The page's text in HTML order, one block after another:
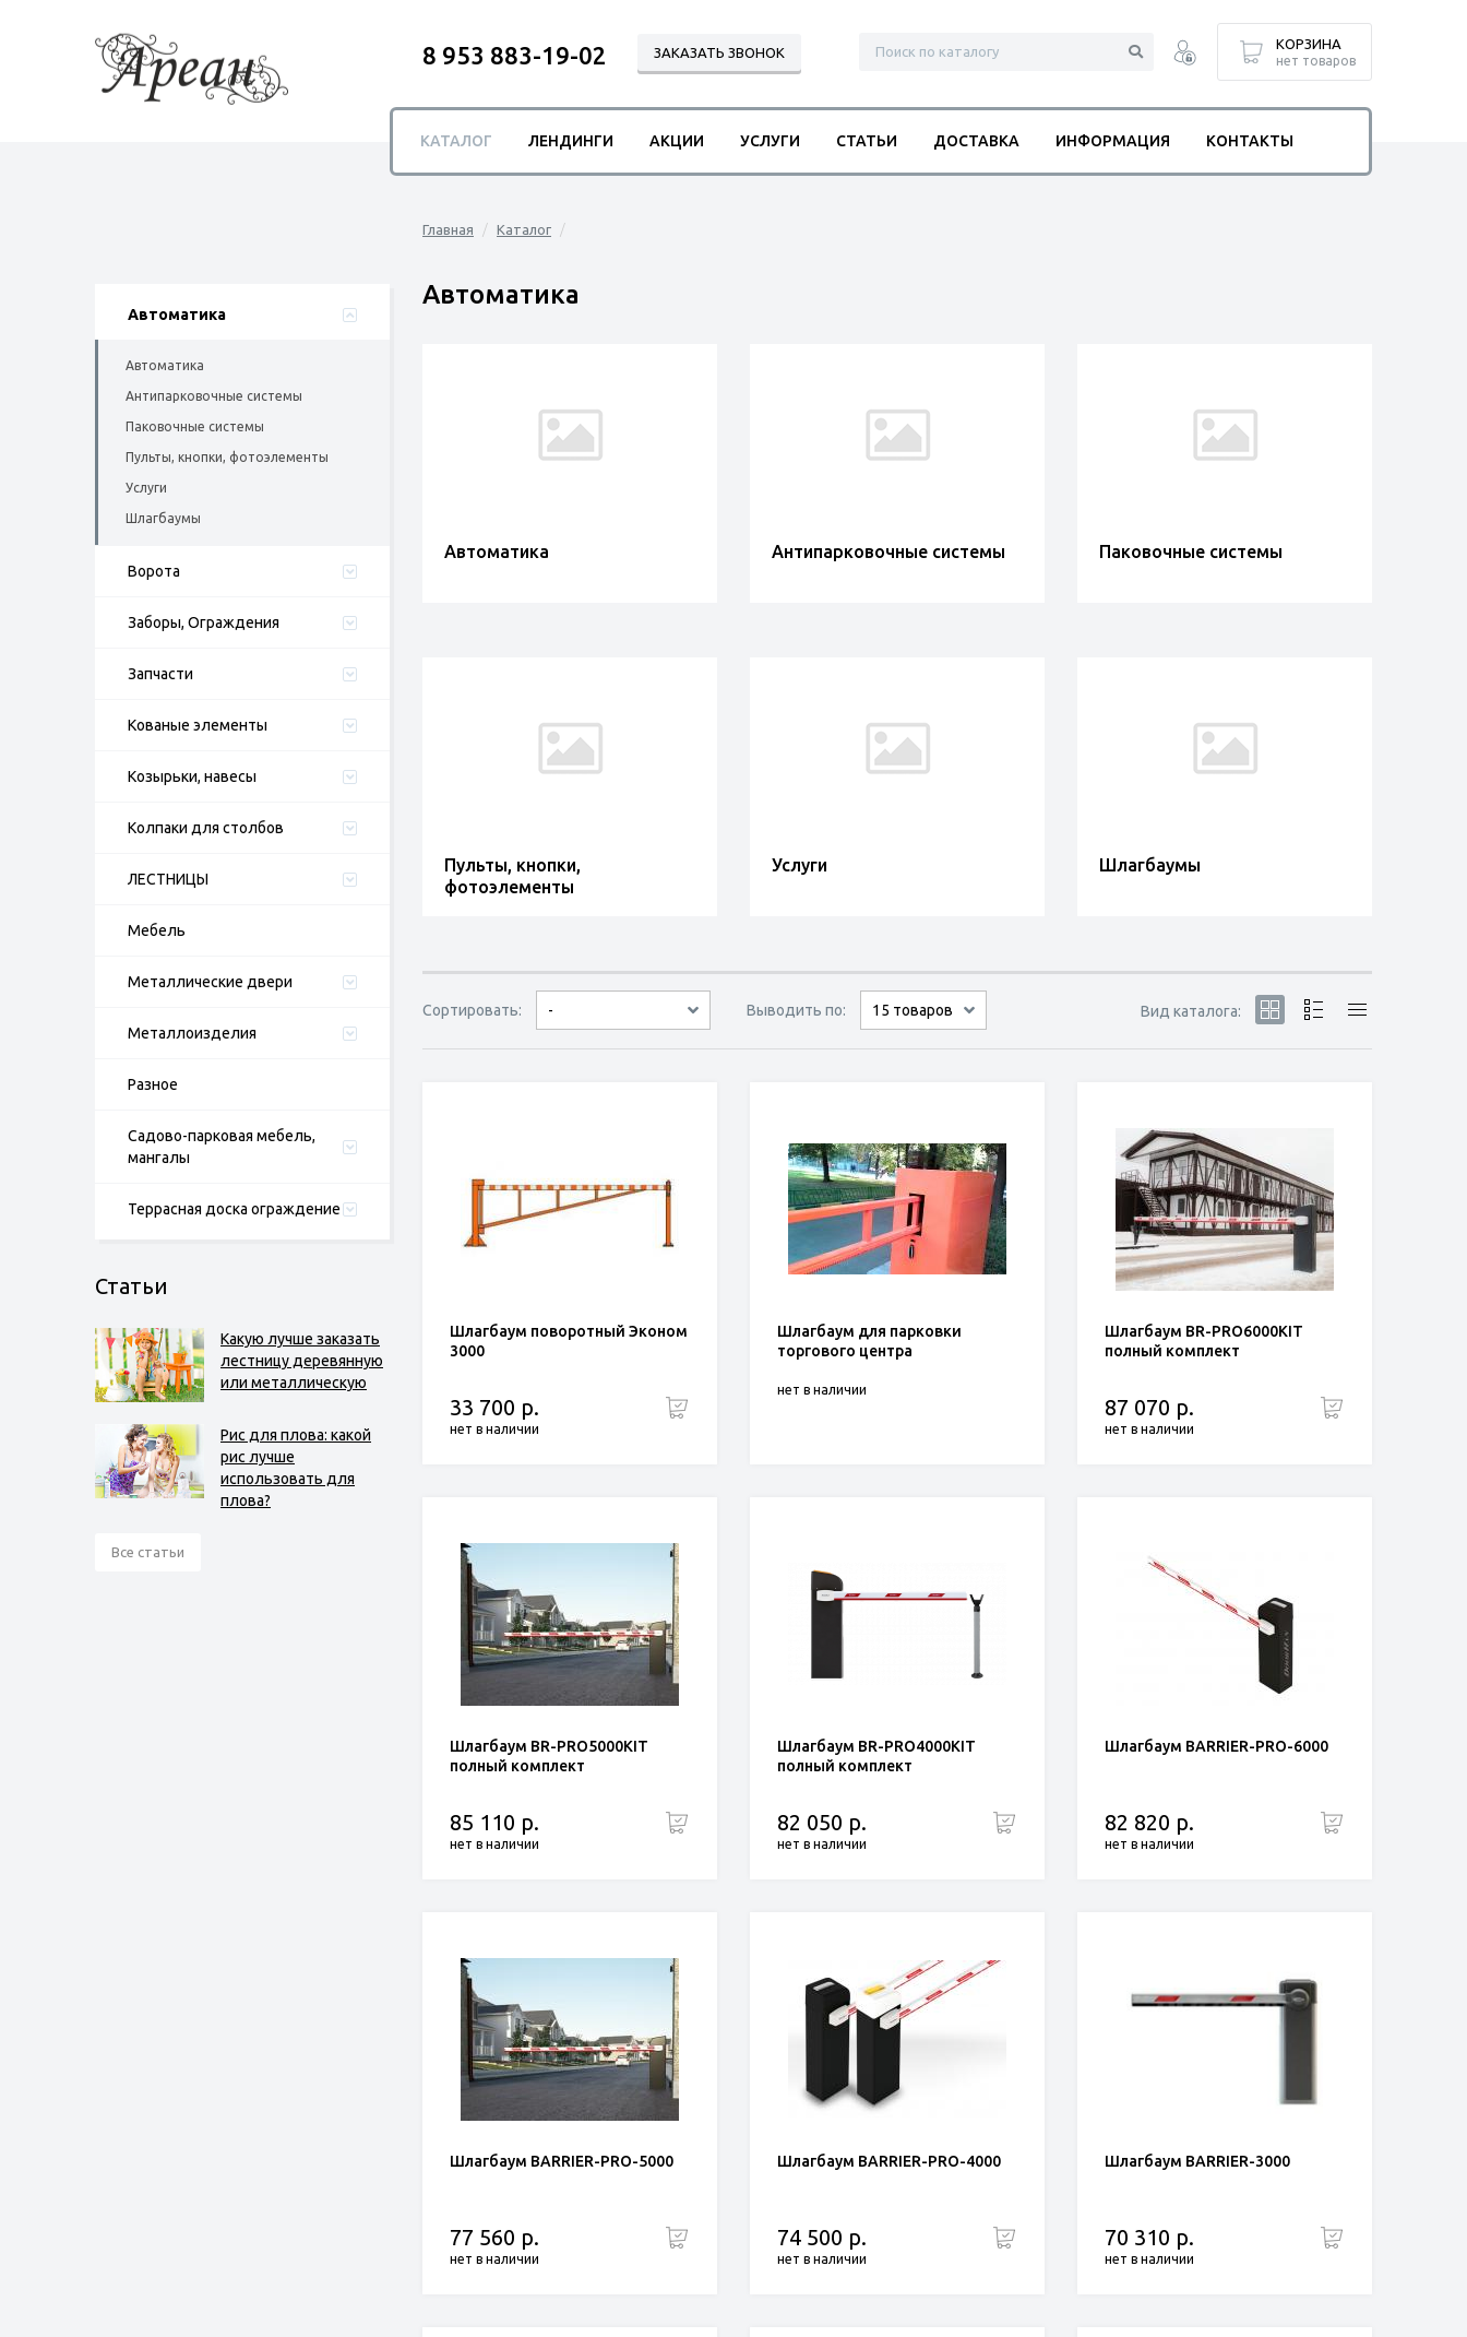
Автоматика
Автоматика
Антипарковочные системы
Паковочные системы
Пульты, кнопки, фотоэлементы
Услуги
Шлагбаумы
Ворота
Заборы, Ограждения
Запчасти
Кованые элементы
Козырьки, навесы
Колпаки для столбов
ЛЕСТНИЦЫ
Мебель
Металлические двери
Металлоизделия
Разное
Садово-парковая мебель,
мангалы
Террасная доска ограждение
Статьи
Какую лучше заказать
лестницу деревянную
или металлическую
Рис для плова: какой
рис лучше
использовать для
плова?
Все статьи
Главная Каталог
Автоматика
Автоматика Антипарковочные системы Паковочные системы
Пульты, кнопки,
фотоэлементы
Услуги Шлагбаумы
Сортировать: -
по популярности
сначала дешёвые
сначала дорогие
Выводить по: 9 товаров
15 товаров
30 товаров
Вид каталога:
Шлагбаум поворотный Эконом
3000
33 700 р.
нет в наличии
Шлагбаум для парковки
торгового центра
нет в наличии
Шлагбаум BR-PRO6000KIT
полный комплект
87 070 р.
нет в наличии
Шлагбаум BR-PRO5000KIT
полный комплект
85 110 р.
нет в наличии
Шлагбаум BR-PRO4000KIT
полный комплект
82 050 р.
нет в наличии
Шлагбаум BARRIER-PRO-6000
82 820 р.
нет в наличии
Шлагбаум BARRIER-PRO-5000
77 560 р.
нет в наличии
Шлагбаум BARRIER-PRO-4000
74 500 р.
нет в наличии
Шлагбаум BARRIER-3000
70 310 р.
нет в наличии
8 953 883-19-02 ЗАКАЗАТЬ ЗВОНОК
КОРЗИНА
нет товаров
КАТАЛОГ ЛЕНДИНГИ АКЦИИ УСЛУГИ СТАТЬИ ДОСТАВКА ИНФОРМАЦИЯ КОНТАКТЫ